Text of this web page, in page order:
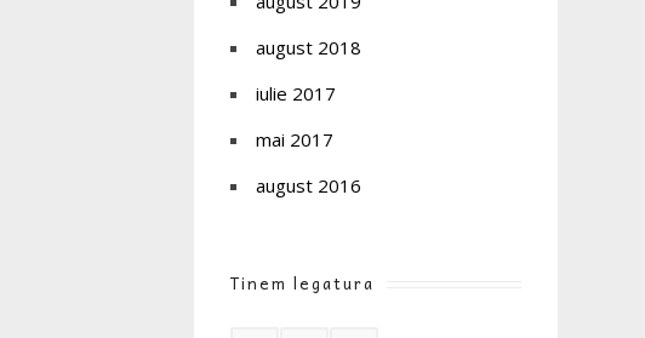
august 2018
iulie 2017
mai 2017
august 2016
Tinem legatura